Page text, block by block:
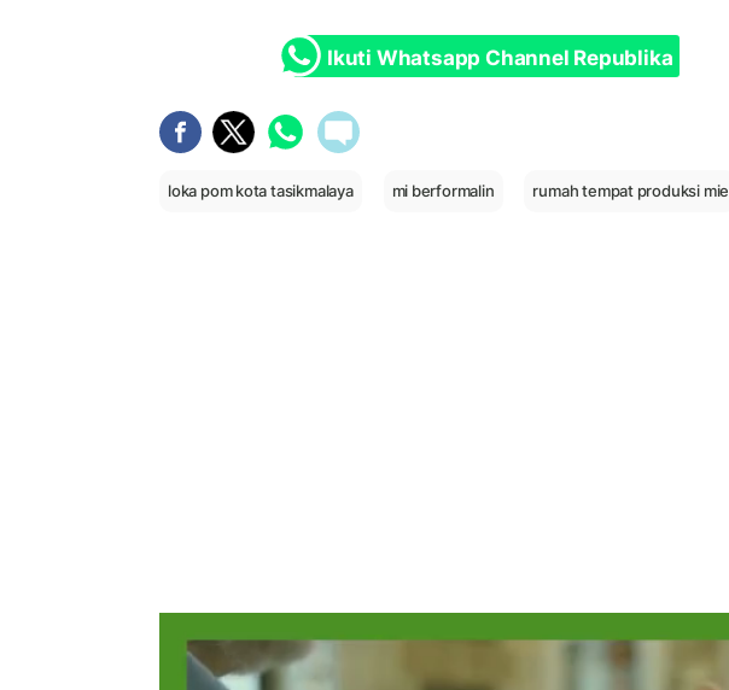
Ikuti Whatsapp Channel Republika
loka pom kota tasikmalaya mi berformalin rumah tempat produksi mie